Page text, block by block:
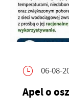
06-08-
Apel o